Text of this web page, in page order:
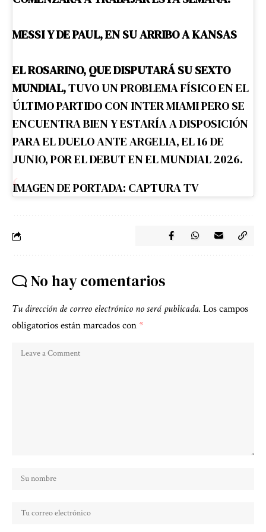
MESSI Y DE PAUL, EN SU ARRIBO A KANSAS
EL ROSARINO, QUE DISPUTARÁ SU SEXTO
MUNDIAL,TUVO UN PROBLEMA FÍSICO EN EL
ÚLTIMO PARTIDO CON INTER MIAMI PERO SE
ENCUENTRA BIEN Y ESTARÍA A DISPOSICIÓN
PARA EL DUELO ANTE ARGELIA, EL 16 DE
JUNIO, POR EL DEBUT EN EL MUNDIAL 2026.
IMAGEN DE PORTADA: CAPTURA TV
No hay comentarios
Tu dirección de correo electrónico no será publicada. Los campos
obligatorios están marcados con*